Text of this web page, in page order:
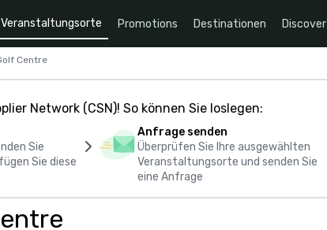
Veranstaltungsorte Promotions Destinationen Discover
Centre
Network (CSN)! So können Sie loslegen:
Sie
Sie diese
Anfrage senden
Überprüfen Sie Ihre ausgewählten
Veranstaltungsorte und senden Sie
eine Anfrage